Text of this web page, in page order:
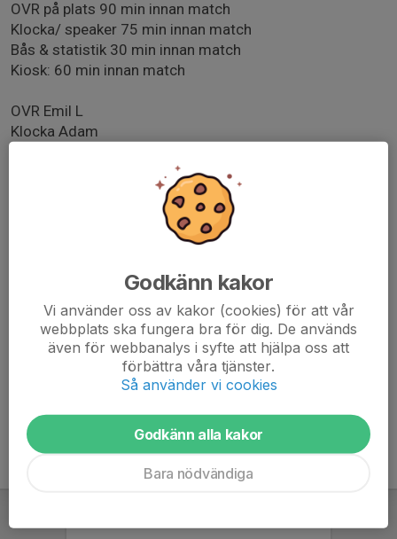
OVR på plats 90 min innan match
Klocka/ speaker 75 min innan match
Bås & statistik 30 min innan match
Kiosk: 60 min innan match
OVR Emil L
Klocka Adam
Kiosk ansvarig fixar kaffe till sekretariatet och domarna,
Kod till förråd 1620
Vid stängning av kiosken fylls det på med kaffe läsk och
kexchoklad och Delicato i lilla förrådet.
Tränare fixar ledarfikat till motståndarlaget.
Godkänn kakor
Vi använder oss av kakor (cookies) för att vår
webbplats ska fungera bra för dig. De används
även för webbanalys i syfte att hjälpa oss att
förbättra våra tjänster.
Så använder vi cookies
Godkänn alla kakor
Bara nödvändiga